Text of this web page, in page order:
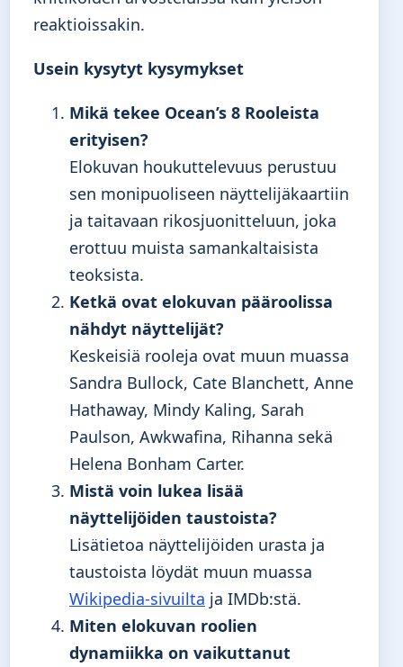
reaktioissakin.
Usein kysytyt kysymykset
Mikä tekee Ocean’s 8 Rooleista
erityisen?
Elokuvan houkuttelevuus perustuu
sen monipuoliseen näyttelijäkaartiin
ja taitavaan rikosjuonitteluun, joka
erottuu muista samankaltaisista
teoksista.
Ketkä ovat elokuvan pääroolissa
nähdyt näyttelijät?
Keskeisiä rooleja ovat muun muassa
Sandra Bullock, Cate Blanchett, Anne
Hathaway, Mindy Kaling, Sarah
Paulson, Awkwafina, Rihanna sekä
Helena Bonham Carter.
Mistä voin lukea lisää
näyttelijöiden taustoista?
Lisätietoa näyttelijöiden urasta ja
taustoista löydät muun muassa
Wikipedia-sivuilta ja IMDb:stä.
Miten elokuvan roolien
dynamiikka on vaikuttanut